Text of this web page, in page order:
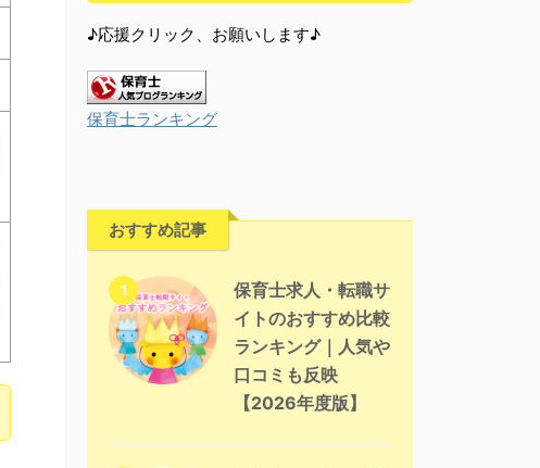
♪応援クリック、お願いします♪
保育士ランキング
おすすめ記事
1
保育士求人・転職サ
イトのおすすめ比較
ランキング｜人気や
口コミも反映
【2026年度版】